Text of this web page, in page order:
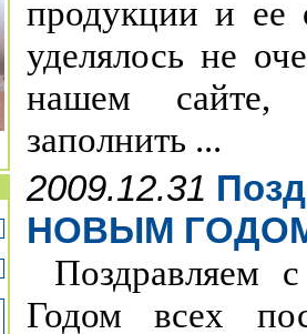
продукции и ее
уделялось не
нашем
заполнить ...
2009.12.31
НОВЫМ
Поздравляем
Годом всех